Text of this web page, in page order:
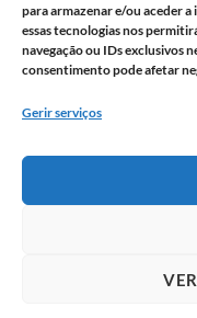
para armazenar e/ou aceder
essas tecnologias nos
navegação ou IDs exclusivos
consentimento pode afetar
Gerir serviços
Decoração de
Vantagens da
Processo criativo
Portfólio car wrap
Portfólio decoração